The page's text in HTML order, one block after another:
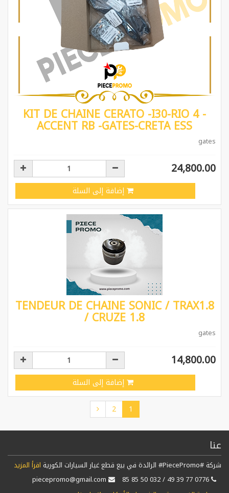
KIT DE CHAINE CERATO -I30-RIO 4 -
ACCENT RB -GATES-CRETA ESS
gates
24,800.00
إضافة إلى السلة
TENDEUR DE CHAINE SONIC / TRAX1.8
/ CRUZE 1.8
gates
14,800.00
إضافة إلى السلة
1
2
عنا
شركة #PiecePromo# الرائدة في بيع قطع غيار السيارات الكورية
اقرأ المزيد
0776 77 39 49 / 032 50 85 85
piecepromo@gmail.com